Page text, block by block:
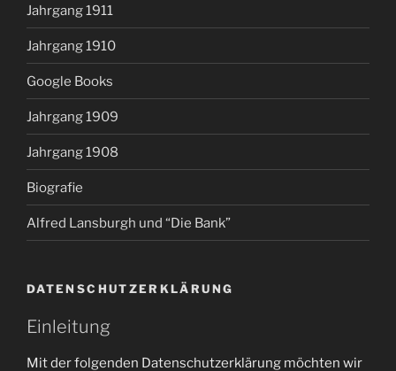
Jahrgang 1911
Jahrgang 1910
Google Books
Jahrgang 1909
Jahrgang 1908
Biografie
Alfred Lansburgh und “Die Bank”
DATENSCHUTZERKLÄRUNG
Einleitung
Mit der folgenden Datenschutzerklärung möchten wir